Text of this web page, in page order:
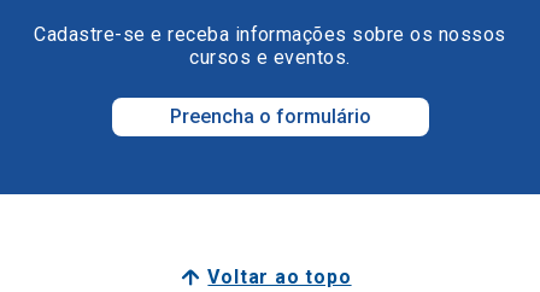
Cadastre-se e receba informações sobre os nossos
cursos e eventos.
Preencha o formulário
Voltar ao topo